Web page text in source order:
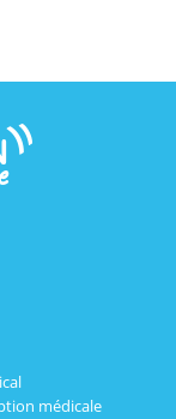
médicale